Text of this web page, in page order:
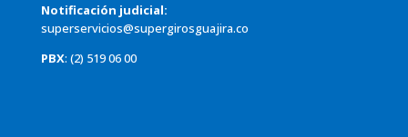
Notificación judicial:
superservicios@supergirosguajira.co
PBX: (2) 519 06 00